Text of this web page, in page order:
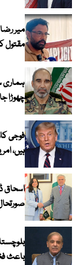
میر
مقتول
ہماری
چھوڑا
فوجی
ہیں،
اسحاق
باعث